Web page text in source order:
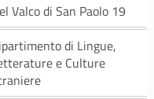
Valco di San Paolo 19
di Lingue,
e Culture